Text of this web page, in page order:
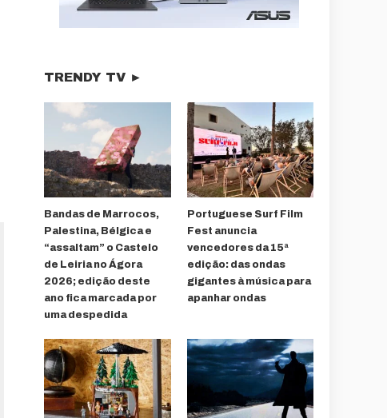
TRENDY TV ►
Bandas de Marrocos,
Palestina, Bélgica e
“assaltam” o Castelo
de Leiria no Ágora
2026; edição deste
ano fica marcada por
uma despedida
Portuguese Surf Film
Fest anuncia
vencedores da 15ª
edição: das ondas
gigantes à música para
apanhar ondas